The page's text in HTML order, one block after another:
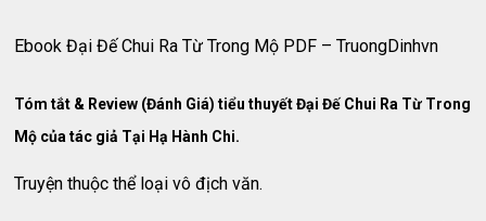
Ebook Đại Đế Chui Ra Từ Trong Mộ PDF – TruongDinhvn
Tóm tắt & Review (Đánh Giá) tiểu thuyết Đại Đế Chui Ra Từ Trong
Mộ của tác giả Tại Hạ Hành Chi.
Truyện thuộc thể loại vô địch văn.